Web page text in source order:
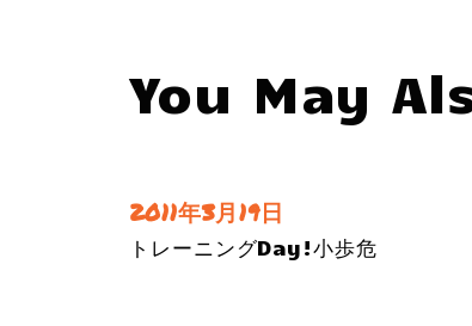
You May
2011年3月19日
トレーニングDay!小歩危